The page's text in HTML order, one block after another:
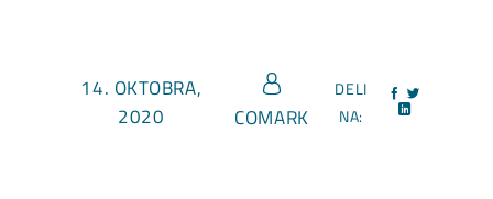
14. OKTOBRA,
2020
COMARK
DELI
NA: